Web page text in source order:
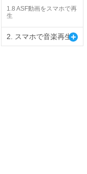
1.8 ASF動画をスマホで再
生
2. スマホで音楽再生+